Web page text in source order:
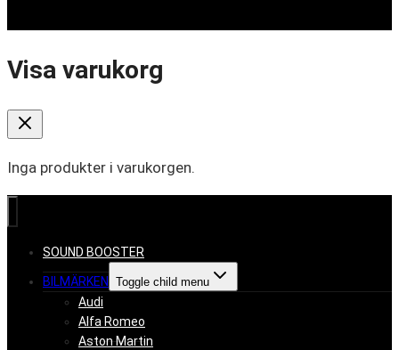
Visa varukorg
Inga produkter i varukorgen.
SOUND BOOSTER
BILMÄRKEN Toggle child menu
Audi
Alfa Romeo
Aston Martin